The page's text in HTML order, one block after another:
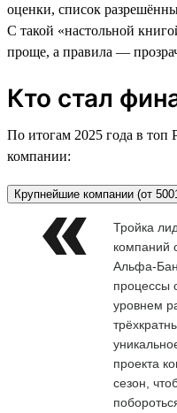
оценки, список
С такой «настольной
проще, а правила —
Кто стал
По итогам 2025 года в
компании:
Крупнейшие компании (от
Тройка
компаний
Альфа-
процессы
уровнем
проекта
сезон,